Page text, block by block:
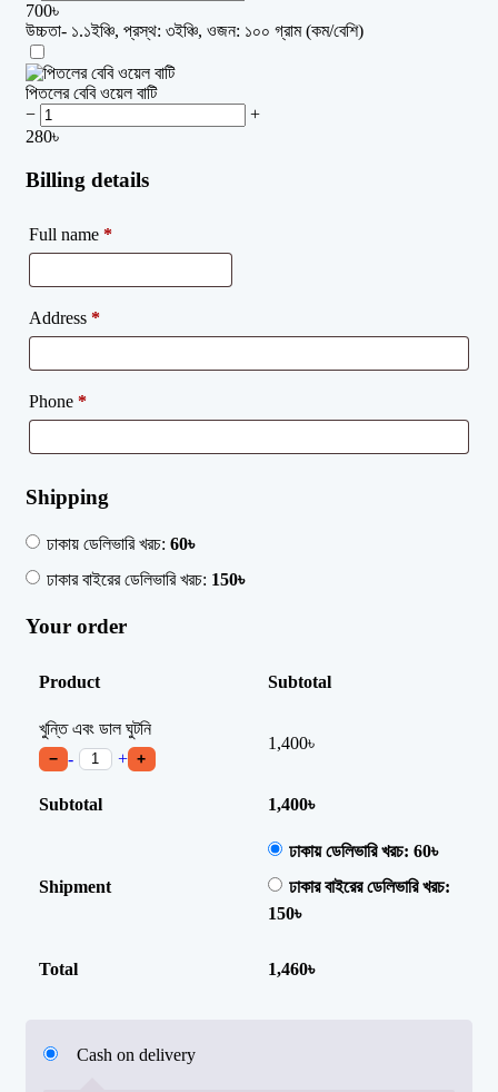
700৳
উচ্চতা- ১.১ইঞ্চি, প্রস্থ: ৩ইঞ্চি, ওজন: ১০০ গ্রাম (কম/বেশি)
পিতলের বেবি ওয়েল বাটি
−
+
280৳
Billing details
Full name *
Address *
Phone *
Shipping
ঢাকায় ডেলিভারি খরচ: 60৳
ঢাকার বাইরের ডেলিভারি খরচ: 150৳
Your order
Product Subtotal
খুন্তি এবং ডাল ঘুটনি
− - + +
1,400৳
Subtotal 1,400৳
Shipment
ঢাকায় ডেলিভারি খরচ: 60৳
ঢাকার বাইরের ডেলিভারি খরচ:
150৳
Total 1,460৳
Cash on delivery